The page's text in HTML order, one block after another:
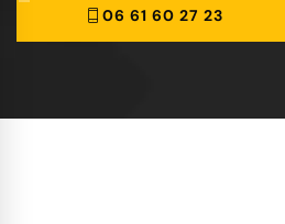
06 61 60 27 23